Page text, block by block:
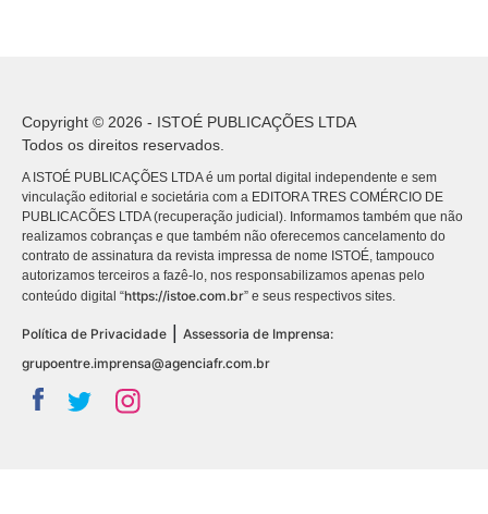
Copyright © 2026 - ISTOÉ PUBLICAÇÕES LTDA
Todos os direitos reservados.
A ISTOÉ PUBLICAÇÕES LTDA é um portal digital independente e sem
vinculação editorial e societária com a EDITORA TRES COMÉRCIO DE
PUBLICACÕES LTDA (recuperação judicial). Informamos também que não
realizamos cobranças e que também não oferecemos cancelamento do
contrato de assinatura da revista impressa de nome ISTOÉ, tampouco
autorizamos terceiros a fazê-lo, nos responsabilizamos apenas pelo
conteúdo digital “https://istoe.com.br” e seus respectivos sites.
Política de Privacidade
Assessoria de Imprensa:
grupoentre.imprensa@agenciafr.com.br